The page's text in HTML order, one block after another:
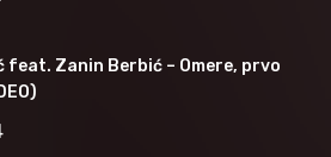
feat. Zanin Berbić – Omere, prvo